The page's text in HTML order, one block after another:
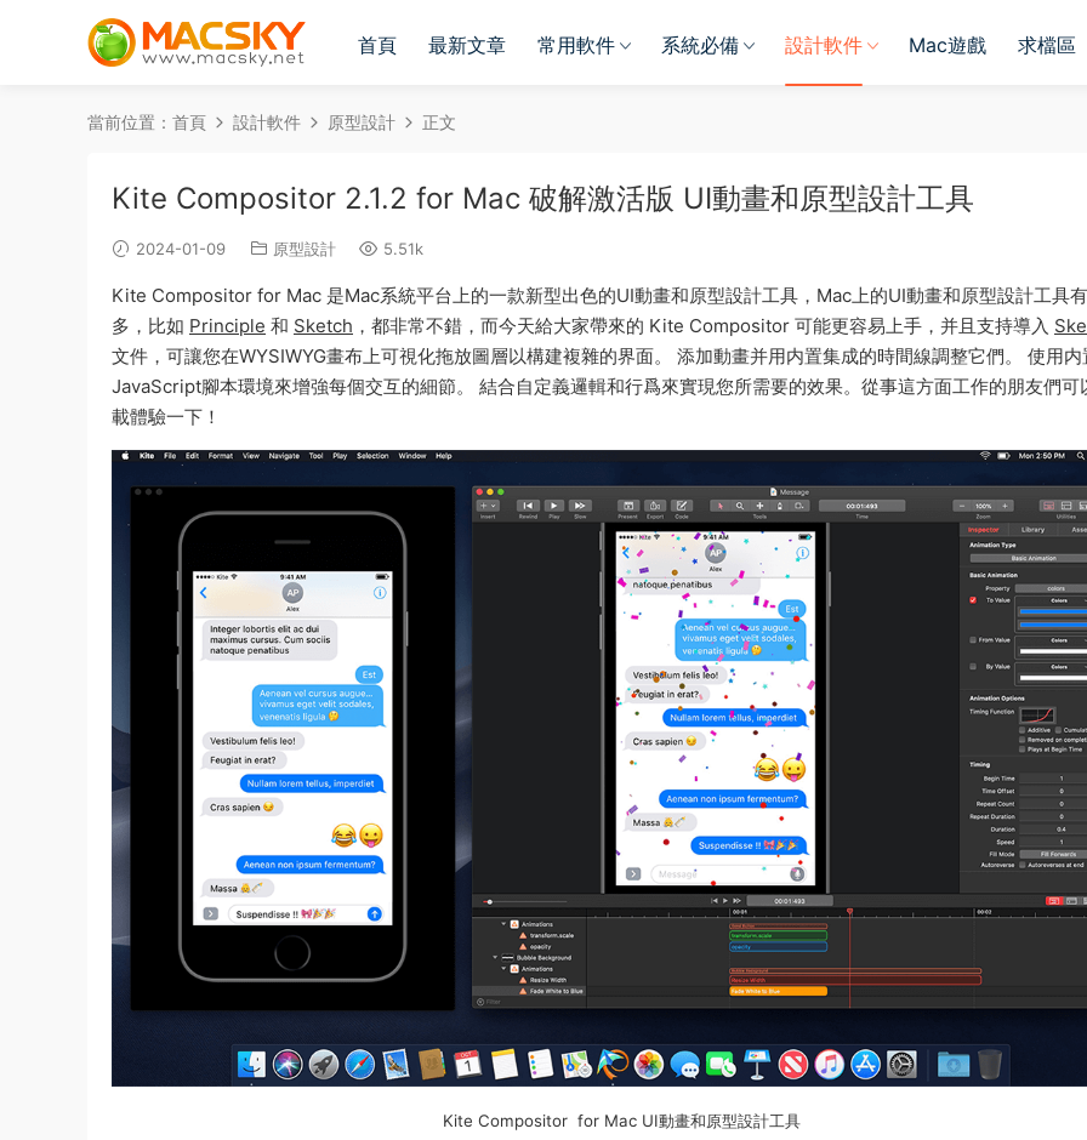
首頁 最新文章 常用軟件 系統必備 設計軟件 Mac遊戲 求檔區
當前位置： 首頁 設計軟件 原型設計 正文
Kite Compositor 2.1.2 for Mac 破解激活版 UI動畫和原型設計工具
2024-01-09 原型設計 5.51k
Kite Compositor for Mac 是Mac系統平台上的一款新型出色的UI動畫和原型設計工具，Mac上的UI動畫和原型設計工具
多，比如 Principle 和 Sketch ，都非常不錯，而今天給大家帶來的 Kite Compositor 可能更容易上手，并且支持導入
文件，可讓您在WYSIWYG畫布上可視化拖放圖層以構建複雜的界面。 添加動畫并用内置集成的時間線調整它們。 使用内
JavaScript腳本環境來增強每個交互的細節。 結合自定義邏輯和行爲來實現您所需要的效果。從事這方面工作的朋友們可
載體驗一下！
Kite Compositor for Mac UI動畫和原型設計工具